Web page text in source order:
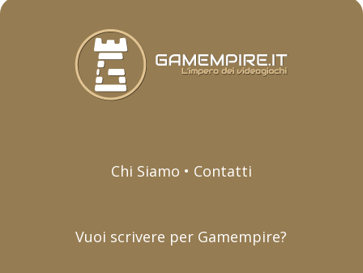
Chi Siamo • Contatti
Vuoi scrivere per Gamempire?